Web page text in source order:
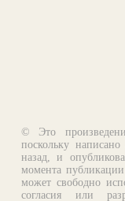
© Это
поскольку
назад, и
момента
может свободно
согласия или